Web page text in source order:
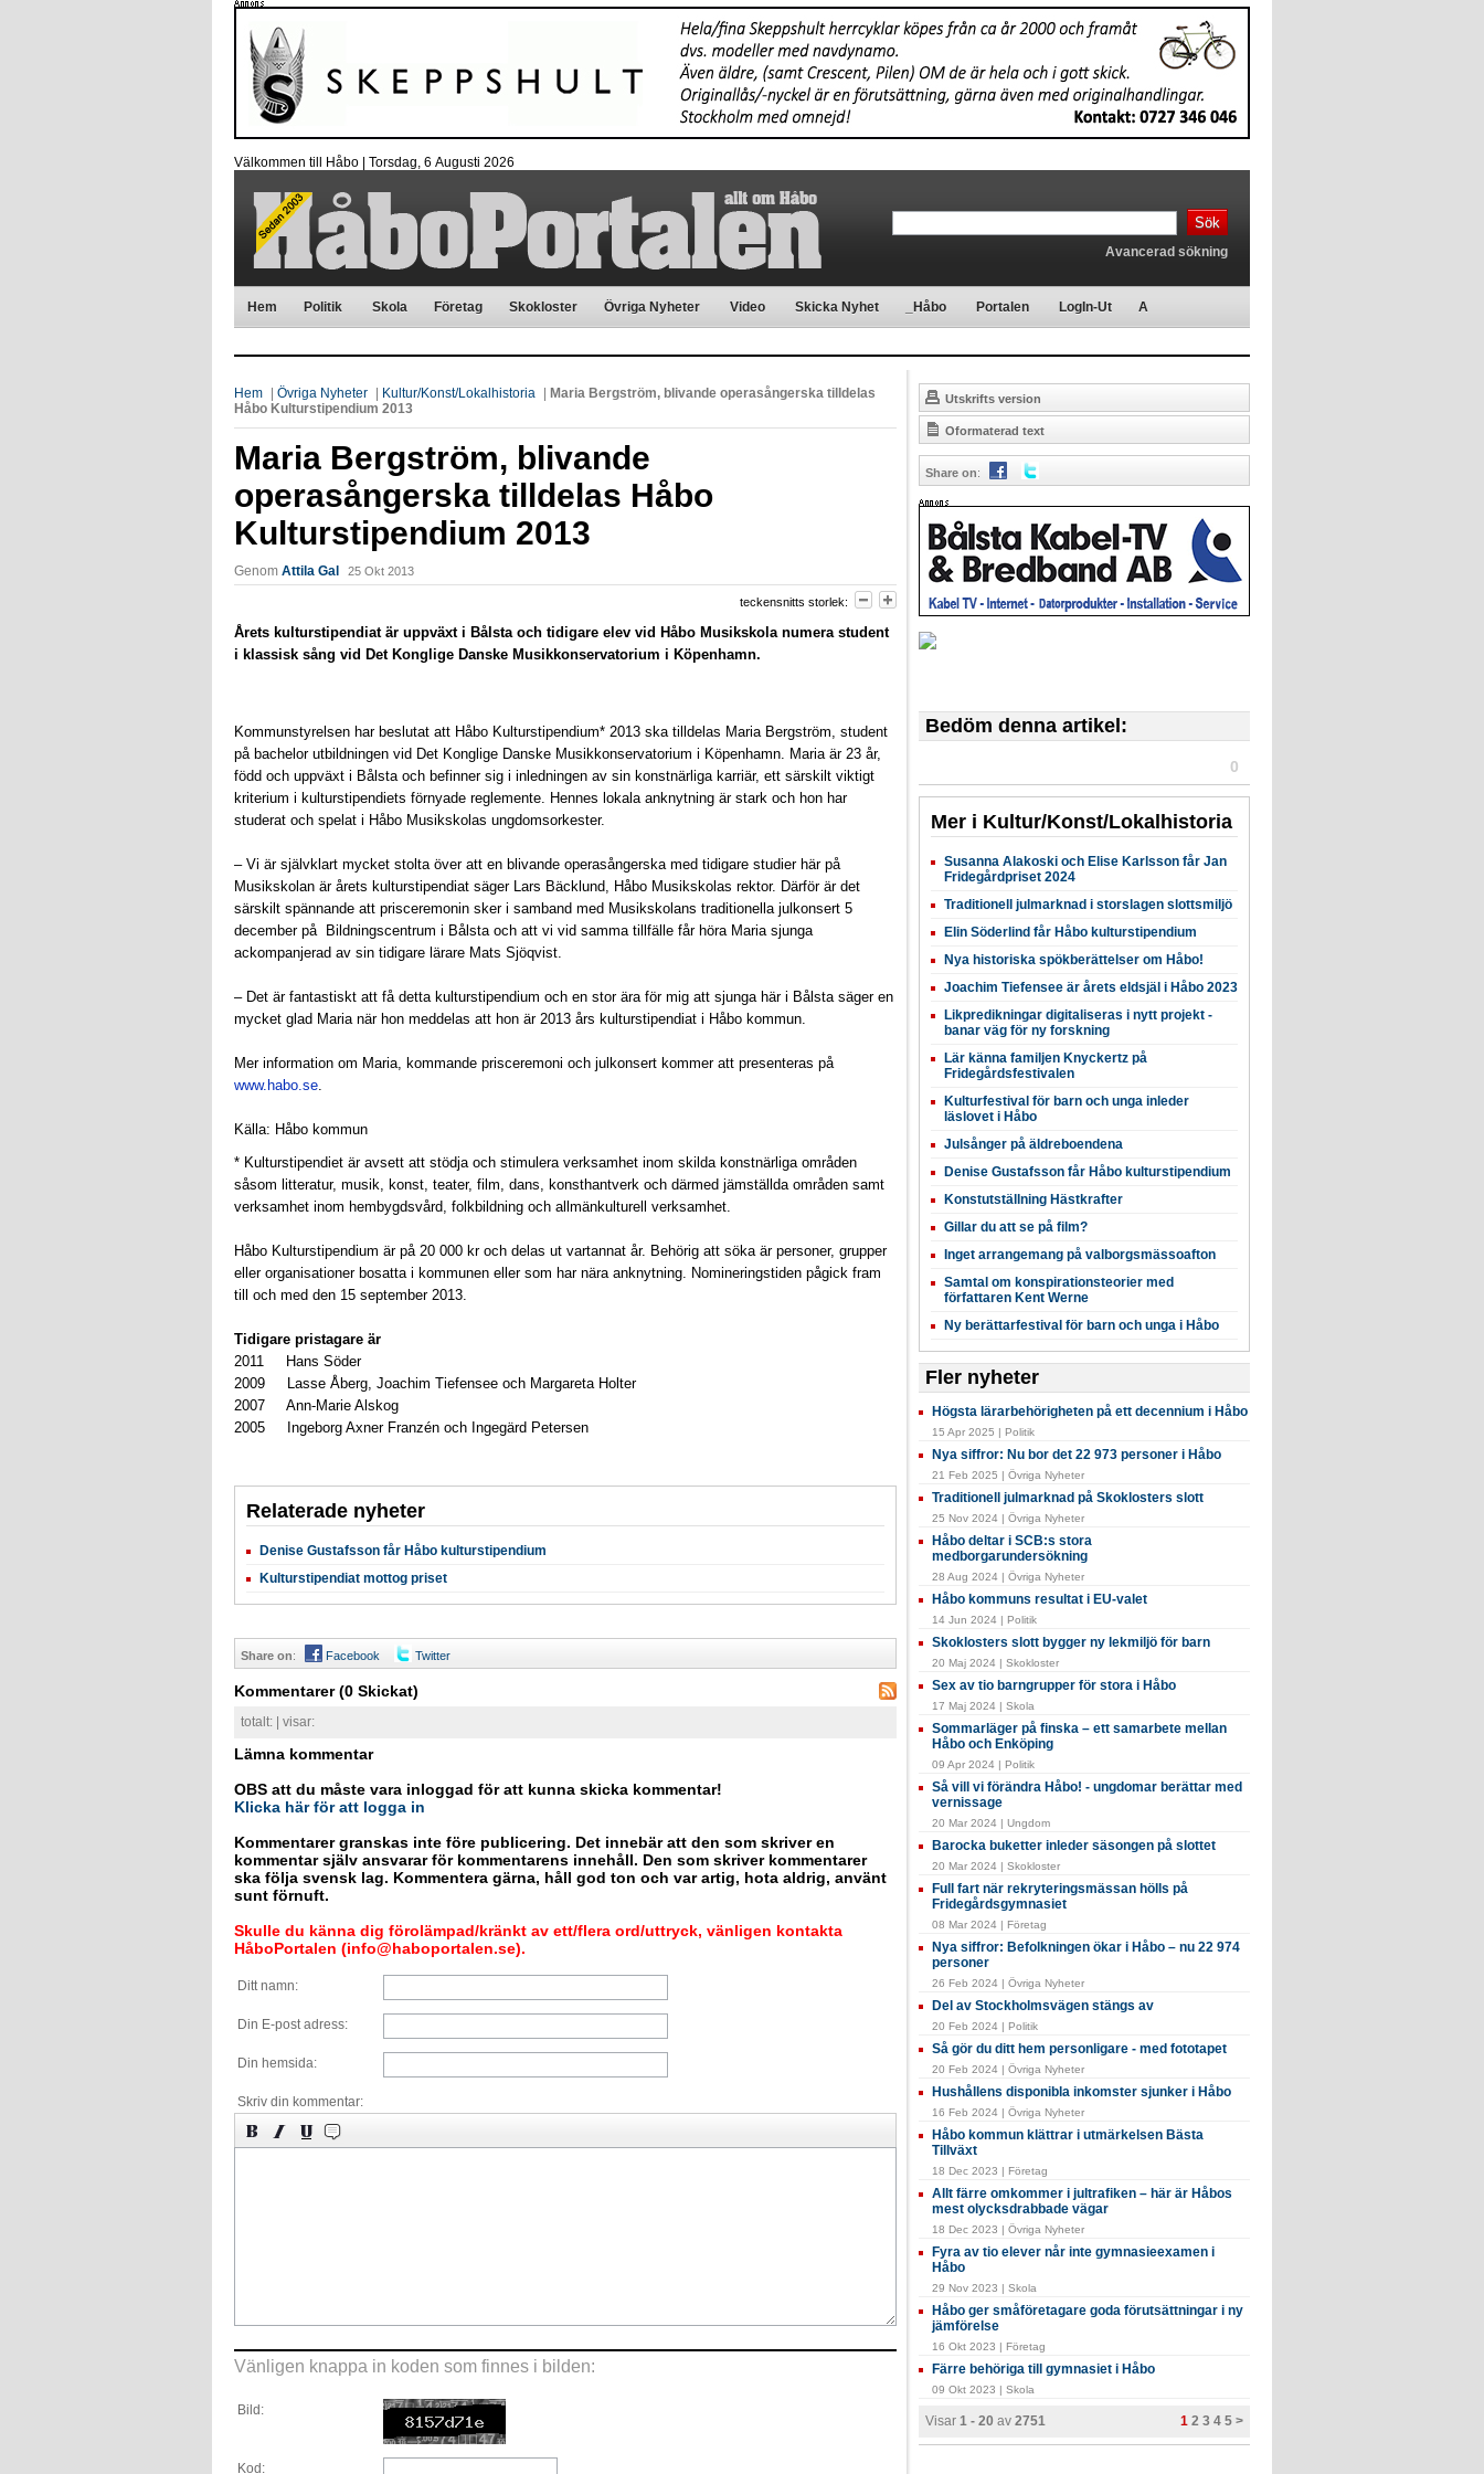
Välkommen till Håbo | Torsdag, 6 Αugusti 2026
Sök
Avancerad sökning
Hem Politik Skola Företag Skokloster Övriga Nyheter Video Skicka Nyhet _Håbo Portalen LogIn-Ut A
Hem Övriga Nyheter Kultur/Konst/Lokalhistoria
Maria Bergström, blivande operasångerska tilldelas
Håbo Kulturstipendium 2013
Maria Bergström, blivande
operasångerska tilldelas Håbo
Kulturstipendium 2013
Genom Attila Gal 25 Okt 2013
teckensnitts storlek:
Årets kulturstipendiat är uppväxt i Bålsta och tidigare elev vid Håbo Musikskola numera student
i klassisk sång vid Det Konglige Danske Musikkonservatorium i Köpenhamn.
Kommunstyrelsen har beslutat att Håbo Kulturstipendium* 2013 ska tilldelas Maria Bergström, student
på bachelor utbildningen vid Det Konglige Danske Musikkonservatorium i Köpenhamn. Maria är 23 år,
född och uppväxt i Bålsta och befinner sig i inledningen av sin konstnärliga karriär, ett särskilt viktigt
kriterium i kulturstipendiets förnyade reglemente. Hennes lokala anknytning är stark och hon har
studerat och spelat i Håbo Musikskolas ungdomsorkester.
– Vi är självklart mycket stolta över att en blivande operasångerska med tidigare studier här på
Musikskolan är årets kulturstipendiat säger Lars Bäcklund, Håbo Musikskolas rektor. Därför är det
särskilt spännande att prisceremonin sker i samband med Musikskolans traditionella julkonsert 5
december på Bildningscentrum i Bålsta och att vi vid samma tillfälle får höra Maria sjunga
ackompanjerad av sin tidigare lärare Mats Sjöqvist.
– Det är fantastiskt att få detta kulturstipendium och en stor ära för mig att sjunga här i Bålsta säger en
mycket glad Maria när hon meddelas att hon är 2013 års kulturstipendiat i Håbo kommun.
Mer information om Maria, kommande prisceremoni och julkonsert kommer att presenteras på
www.habo.se.
Källa: Håbo kommun
* Kulturstipendiet är avsett att stödja och stimulera verksamhet inom skilda konstnärliga områden
såsom litteratur, musik, konst, teater, film, dans, konsthantverk och därmed jämställda områden samt
verksamhet inom hembygdsvård, folkbildning och allmänkulturell verksamhet.
Håbo Kulturstipendium är på 20 000 kr och delas ut vartannat år. Behörig att söka är personer, grupper
eller organisationer bosatta i kommunen eller som har nära anknytning. Nomineringstiden pågick fram
till och med den 15 september 2013.
Tidigare pristagare är
2011 Hans Söder
2009 Lasse Åberg, Joachim Tiefensee och Margareta Holter
2007 Ann-Marie Alskog
2005 Ingeborg Axner Franzén och Ingegärd Petersen
Relaterade nyheter
Denise Gustafsson får Håbo kulturstipendium
Kulturstipendiat mottog priset
Share on: Facebook Twitter
Kommentarer(0 Skickat)
totalt: | visar:
Lämna kommentar
OBS att du måste vara inloggad för att kunna skicka kommentar!
Klicka här för att logga in
Kommentarer granskas inte före publicering. Det innebär att den som skriver en
kommentar själv ansvarar för kommentarens innehåll. Den som skriver kommentarer
ska följa svensk lag. Kommentera gärna, håll god ton och var artig, hota aldrig, använt
sunt förnuft.
Skulle du känna dig förolämpad/kränkt av ett/flera ord/uttryck, vänligen kontakta
HåboPortalen (info@haboportalen.se).
Ditt namn:
Din E-post adress:
Din hemsida:
Skriv din kommentar:
Vänligen knappa in koden som finnes i bilden:
Bild:
Kod:
Utskrifts version
Oformaterad text
Share on:
Bedöm denna artikel:
0
Mer i Kultur/Konst/Lokalhistoria
Susanna Alakoski och Elise Karlsson får Jan
Fridegårdpriset 2024
Traditionell julmarknad i storslagen slottsmiljö
Elin Söderlind får Håbo kulturstipendium
Nya historiska spökberättelser om Håbo!
Joachim Tiefensee är årets eldsjäl i Håbo 2023
Likpredikningar digitaliseras i nytt projekt -
banar väg för ny forskning
Lär känna familjen Knyckertz på
Fridegårdsfestivalen
Kulturfestival för barn och unga inleder
läslovet i Håbo
Julsånger på äldreboendena
Denise Gustafsson får Håbo kulturstipendium
Konstutställning Hästkrafter
Gillar du att se på film?
Inget arrangemang på valborgsmässoafton
Samtal om konspirationsteorier med
författaren Kent Werne
Ny berättarfestival för barn och unga i Håbo
Fler nyheter
Högsta lärarbehörigheten på ett decennium i Håbo
15 Apr 2025 | Politik
Nya siffror: Nu bor det 22 973 personer i Håbo
21 Feb 2025 | Övriga Nyheter
Traditionell julmarknad på Skoklosters slott
25 Nov 2024 | Övriga Nyheter
Håbo deltar i SCB:s stora
medborgarundersökning
28 Aug 2024 | Övriga Nyheter
Håbo kommuns resultat i EU-valet
14 Jun 2024 | Politik
Skoklosters slott bygger ny lekmiljö för barn
20 Maj 2024 | Skokloster
Sex av tio barngrupper för stora i Håbo
17 Maj 2024 | Skola
Sommarläger på finska – ett samarbete mellan
Håbo och Enköping
09 Apr 2024 | Politik
Så vill vi förändra Håbo! - ungdomar berättar med
vernissage
20 Mar 2024 | Ungdom
Barocka buketter inleder säsongen på slottet
20 Mar 2024 | Skokloster
Full fart när rekryteringsmässan hölls på
Fridegårdsgymnasiet
08 Mar 2024 | Företag
Nya siffror: Befolkningen ökar i Håbo – nu 22 974
personer
26 Feb 2024 | Övriga Nyheter
Del av Stockholmsvägen stängs av
20 Feb 2024 | Politik
Så gör du ditt hem personligare - med fototapet
20 Feb 2024 | Övriga Nyheter
Hushållens disponibla inkomster sjunker i Håbo
16 Feb 2024 | Övriga Nyheter
Håbo kommun klättrar i utmärkelsen Bästa
Tillväxt
18 Dec 2023 | Företag
Allt färre omkommer i jultrafiken – här är Håbos
mest olycksdrabbade vägar
18 Dec 2023 | Övriga Nyheter
Fyra av tio elever når inte gymnasieexamen i
Håbo
29 Nov 2023 | Skola
Håbo ger småföretagare goda förutsättningar i ny
jämförelse
16 Okt 2023 | Företag
Färre behöriga till gymnasiet i Håbo
09 Okt 2023 | Skola
1 2 3 4 5 >
Visar 1 - 20 av 2751